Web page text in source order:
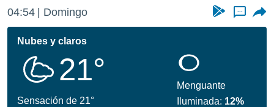
para
la
calidad.
a este
04:54 Domingo ...
Nubes y claros
21°
Sensación de 21°
Menguante
Iluminada: 12%